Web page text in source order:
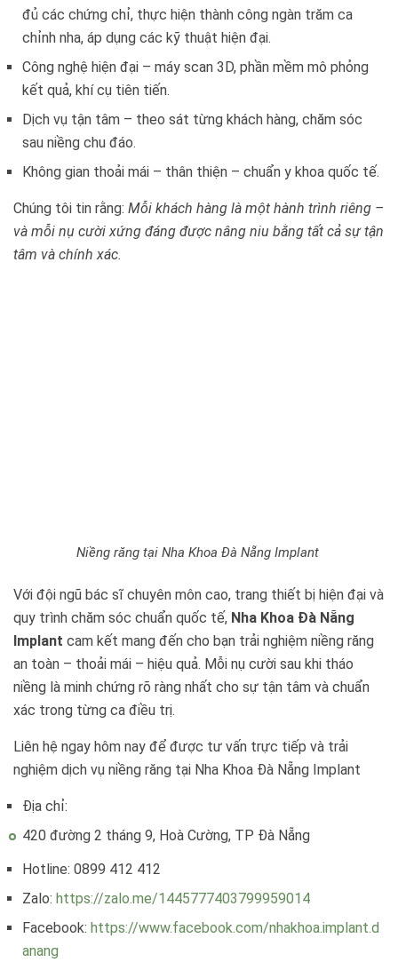
đủ các chứng chỉ, thực hiện thành công ngàn trăm ca
chỉnh nha, áp dụng các kỹ thuật hiện đại.
Công nghệ hiện đại – máy scan 3D, phần mềm mô phỏng
kết quả, khí cụ tiên tiến.
Dịch vụ tận tâm – theo sát từng khách hàng, chăm sóc
sau niềng chu đáo.
Không gian thoải mái – thân thiện – chuẩn y khoa quốc tế.
Chúng tôi tin rằng: Mỗi khách hàng là một hành trình riêng –
và mỗi nụ cười xứng đáng được nâng niu bằng tất cả sự tận
tâm và chính xác.
Niềng răng tại Nha Khoa Đà Nẵng Implant
Với đội ngũ bác sĩ chuyên môn cao, trang thiết bị hiện đại và
quy trình chăm sóc chuẩn quốc tế, Nha Khoa Đà Nẵng
Implant cam kết mang đến cho bạn trải nghiệm niềng răng
an toàn – thoải mái – hiệu quả. Mỗi nụ cười sau khi tháo
niềng là minh chứng rõ ràng nhất cho sự tận tâm và chuẩn
xác trong từng ca điều trị.
Liên hệ ngay hôm nay để được tư vấn trực tiếp và trải
nghiệm dịch vụ niềng răng tại Nha Khoa Đà Nẵng Implant
Địa chỉ:
420 đường 2 tháng 9, Hoà Cường, TP Đà Nẵng
Hotline: 0899 412 412
Zalo: https://zalo.me/1445777403799959014
Facebook: https://www.facebook.com/nhakhoa.implant.d
anang